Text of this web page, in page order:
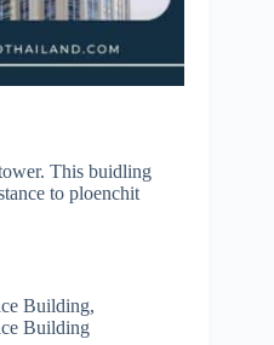
This buidling
to ploenchit
Building,
Building